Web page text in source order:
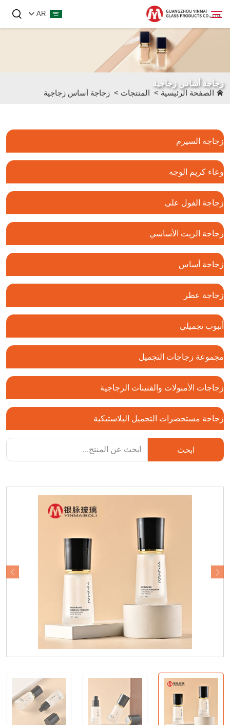
AR
الصفحة الرئيسية
المنتجات
الأخبار
زجاجة أساس زجاجية
الصفحة الرئيسية > المنتجات > زجاجة أساس زجاجية
زجاجة السيرم
وعاء كريم الوجه
زجاجة الفول على
زجاجة الزيت الأساسي
زجاجة أساس
زجاجة عطر
أنبوب تجميلي
مجموعة زجاجات التجميل
زجاجات الأمبولات والقنينات الزجاجية
زجاجة مستحضرات التجميل البلاستيكية
ابحث